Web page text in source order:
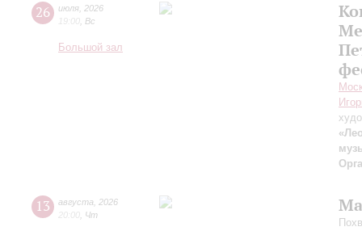
26 июля 2026
19:00 Вс
Большой зал
13 августа
2026
20:00 Чт